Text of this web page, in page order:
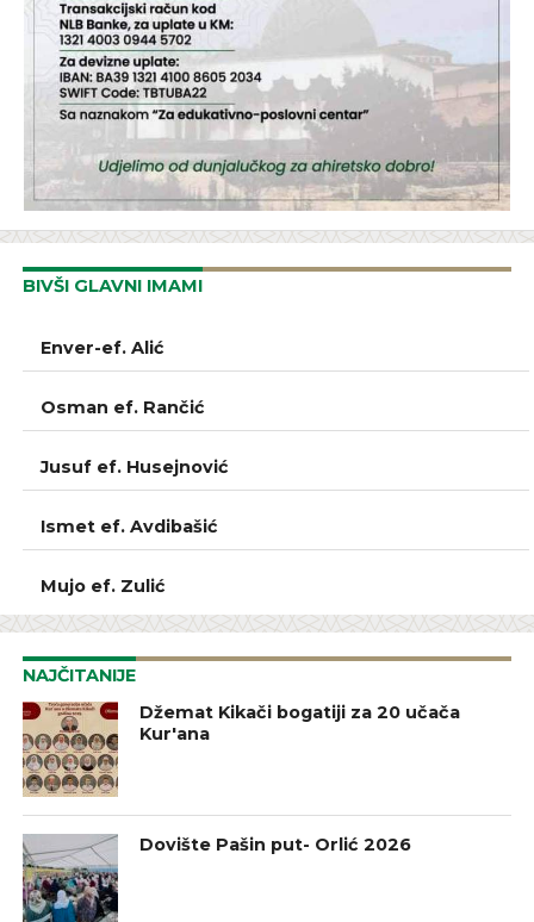
BIVŠI GLAVNI IMAMI
Enver-ef. Alić
Osman ef. Rančić
Jusuf ef. Husejnović
Ismet ef. Avdibašić
Mujo ef. Zulić
NAJČITANIJE
Džemat Kikači bogatiji za 20 učača
Kur'ana
Dovište Pašin put- Orlić 2026